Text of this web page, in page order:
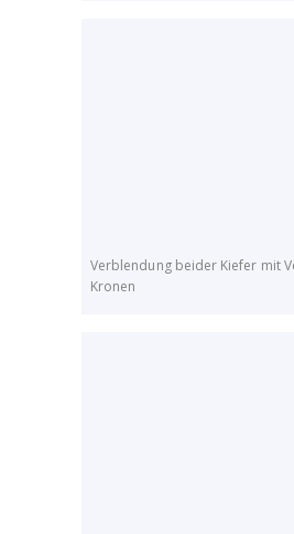
Verblendung beider Kiefer mit
Kronen